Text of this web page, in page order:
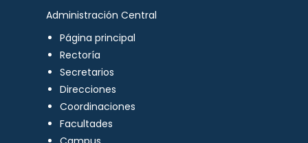
Administración Central
Página principal
Rectoría
Secretarios
Direcciones
Coordinaciones
Facultades